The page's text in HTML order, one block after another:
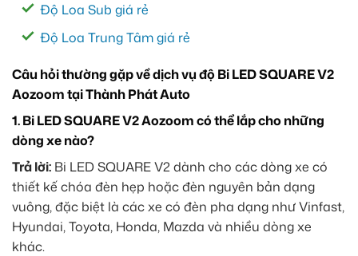
Độ Loa Sub giá rẻ
Độ Loa Trung Tâm giá rẻ
Câu hỏi thường gặp về dịch vụ độ Bi LED SQUARE V2
Aozoom tại Thành Phát Auto
1.Bi LED SQUARE V2 Aozoom có thể lắp cho những
dòng xe nào?
Trả lời: Bi LED SQUARE V2 dành cho các dòng xe có
thiết kế chóa đèn hẹp hoặc đèn nguyên bản dạng
vuông, đặc biệt là các xe có đèn pha dạng như Vinfast,
Hyundai, Toyota, Honda, Mazda và nhiều dòng xe
khác.